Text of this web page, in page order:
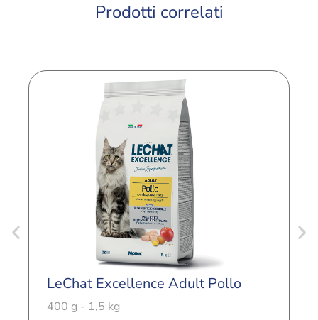
Prodotti correlati
LeChat Excellence Adult Pollo
400 g - 1,5 kg